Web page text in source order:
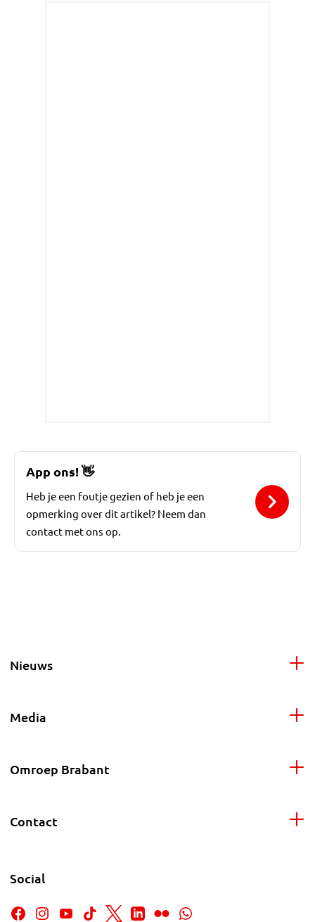
App ons!👋
Heb je een foutje gezien of heb je een
opmerking over dit artikel? Neem dan
contact met ons op.
Nieuws
Media
Omroep Brabant
Contact
Social